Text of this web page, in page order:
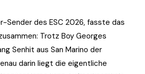
Sender des ESC 2026, fasste das
Trotz Boy Georges
Senhit aus San Marino der
darin liegt die eigentliche